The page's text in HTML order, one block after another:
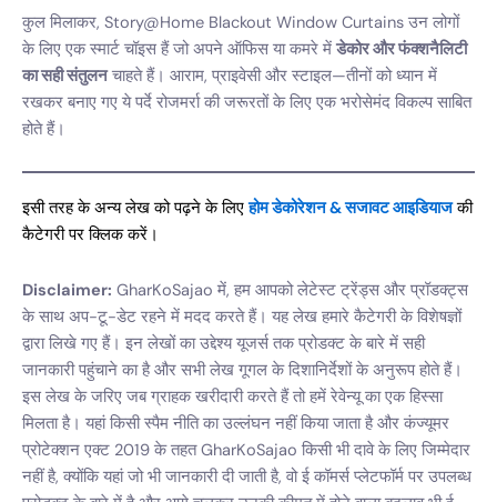
कुल मिलाकर, Story@Home Blackout Window Curtains उन लोगों
के लिए एक स्मार्ट चॉइस हैं जो अपने ऑफिस या कमरे में डेकोर और फंक्शनैलिटी
का सही संतुलनचाहते हैं। आराम, प्राइवेसी और स्टाइल—तीनों को ध्यान में
रखकर बनाए गए ये पर्दे रोजमर्रा की जरूरतों के लिए एक भरोसेमंद विकल्प साबित
होते हैं।
इसी तरह के अन्य लेख को पढ़ने के लिएहोम डेकोरेशन & सजावट आइडियाजकी
कैटेगरी पर क्लिक करें।
Disclaimer: GharKoSajao में, हम आपको लेटेस्ट ट्रेंड्स और प्रॉडक्ट्स
के साथ अप-टू-डेट रहने में मदद करते हैं। यह लेख हमारे कैटेगरी के विशेषज्ञों
द्वारा लिखे गए हैं। इन लेखों का उद्देश्य यूजर्स तक प्रोडक्ट के बारे में सही
जानकारी पहुंचाने का है और सभी लेख गूगल के दिशानिर्देशों के अनुरूप होते हैं।
इस लेख के जरिए जब ग्राहक खरीदारी करते हैं तो हमें रेवेन्यू का एक हिस्सा
मिलता है। यहां किसी स्पैम नीति का उल्लंघन नहीं किया जाता है और कंज्यूमर
प्रोटेक्शन एक्ट 2019 के तहत GharKoSajao किसी भी दावे के लिए जिम्मेदार
नहीं है, क्योंकि यहां जो भी जानकारी दी जाती है, वो ई कॉमर्स प्लेटफॉर्म पर उपलब्ध